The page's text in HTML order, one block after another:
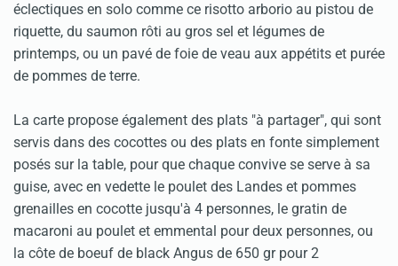
éclectiques en solo comme ce risotto arborio au pistou de
riquette, du saumon rôti au gros sel et légumes de
printemps, ou un pavé de foie de veau aux appétits et purée
de pommes de terre.
La carte propose également des plats "à partager", qui sont
servis dans des cocottes ou des plats en fonte simplement
posés sur la table, pour que chaque convive se serve à sa
guise, avec en vedette le poulet des Landes et pommes
grenailles en cocotte jusqu'à 4 personnes, le gratin de
macaroni au poulet et emmental pour deux personnes, ou
la côte de boeuf de black Angus de 650 gr pour 2